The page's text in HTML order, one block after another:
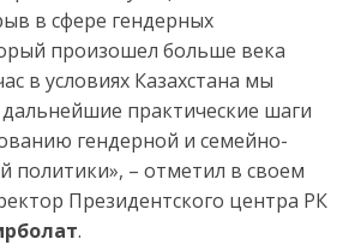
в сфере гендерных
произошел больше века
в условиях Казахстана мы
практические шаги
гендерной и семейно-
политики», – отметил в своем
Президентского центра РК
.